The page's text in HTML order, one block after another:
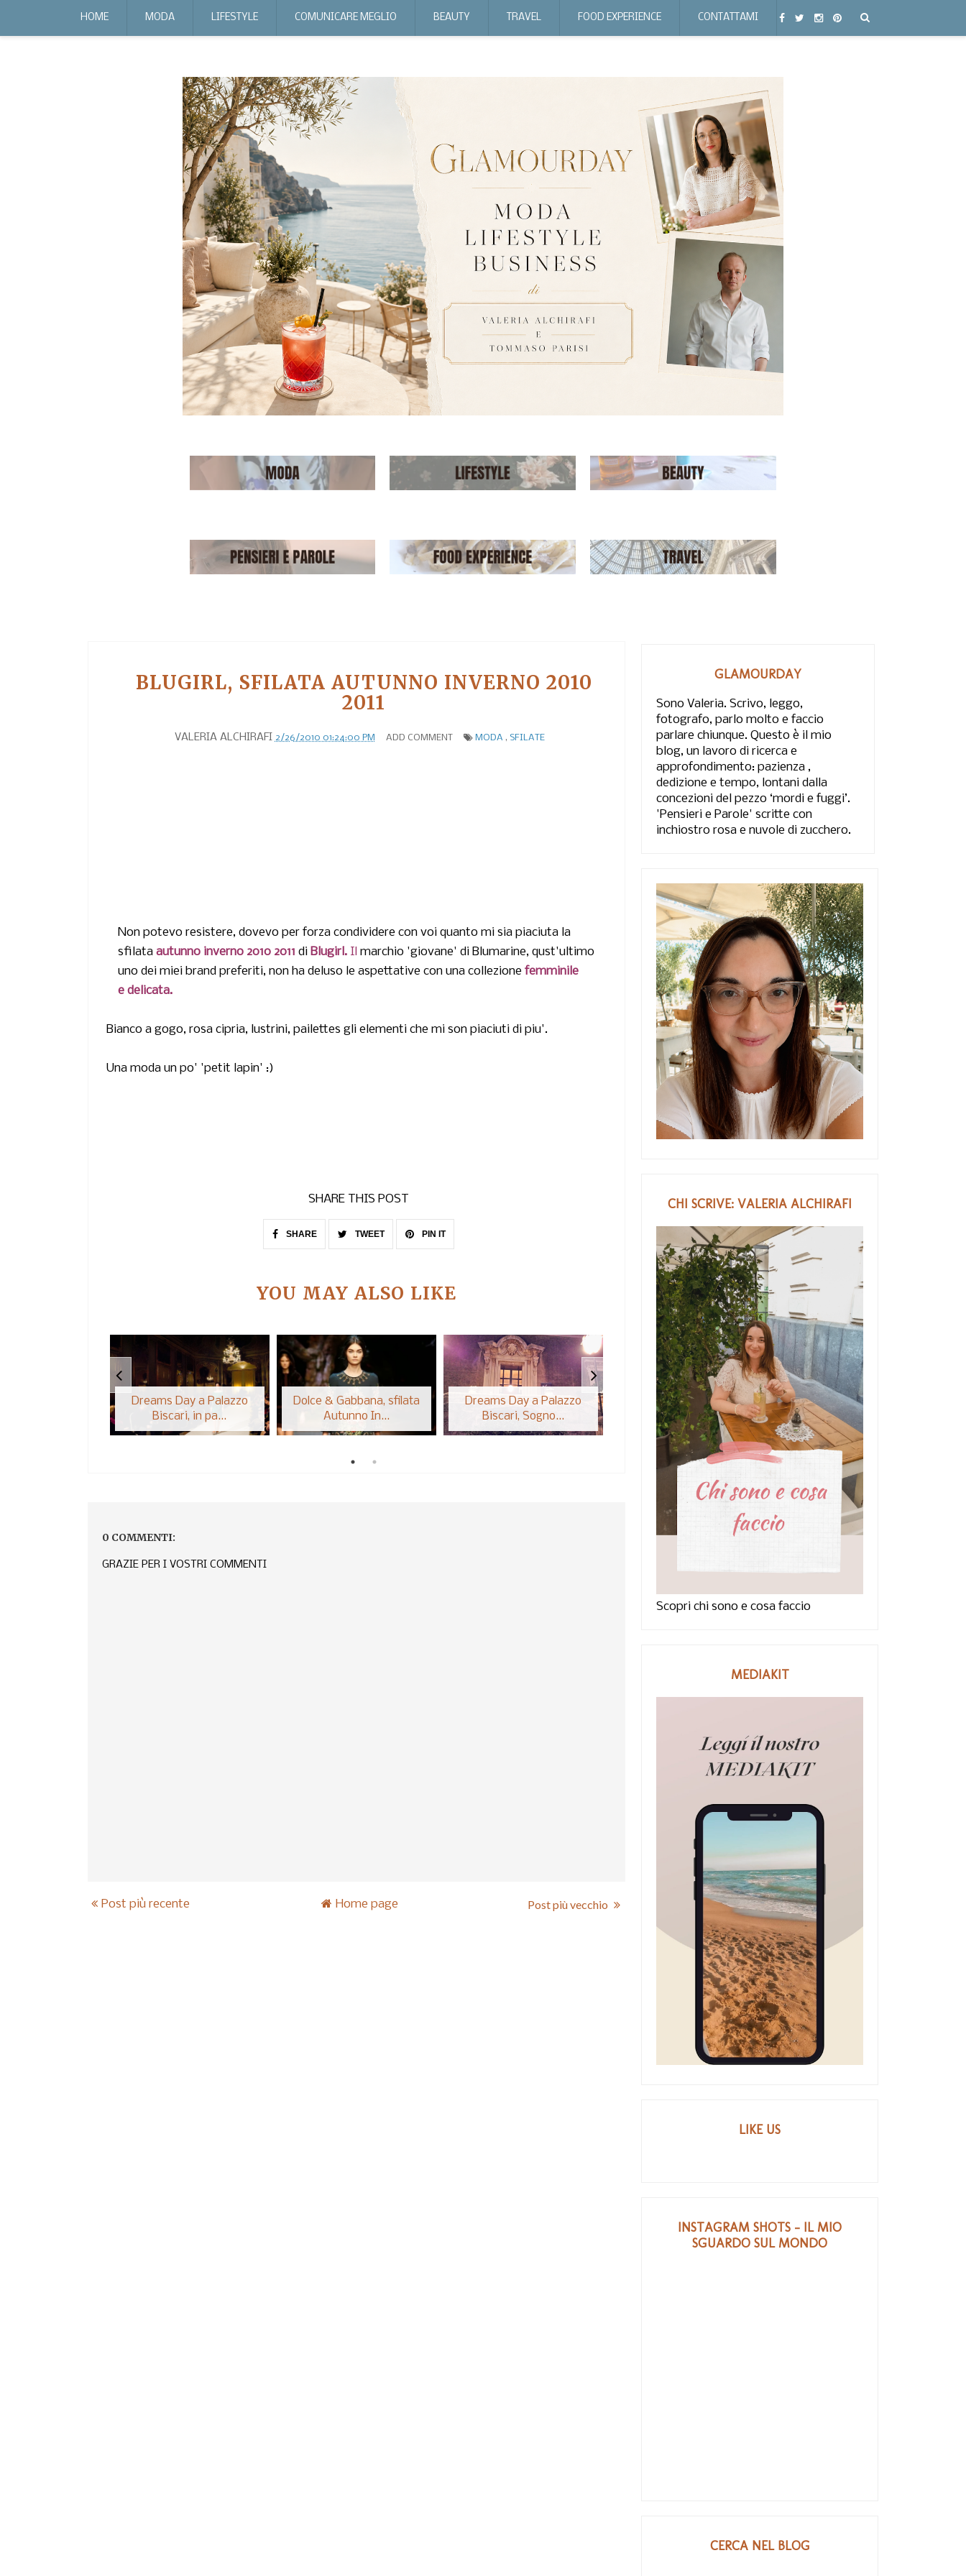
HOME MODA LIFESTYLE COMUNICARE MEGLIO BEAUTY TRAVEL FOOD EXPERIENCE CONTATTAMI
BLUGIRL, SFILATA AUTUNNO INVERNO 2010
2011
VALERIA ALCHIRAFI 2/26/2010 01:24:00 PM ADD COMMENT MODA , SFILATE
Non potevo resistere, dovevo per forza condividere con voi quanto mi sia piaciuta la
sfilata autunno inverno 2010 2011 di Blugirl. Il marchio 'giovane' di Blumarine, qust'ultimo
uno dei miei brand preferiti, non ha deluso le aspettative con una collezione femminile
e delicata.
Bianco a gogo, rosa cipria, lustrini, pailettes gli elementi che mi son piaciuti di piu'.
Una moda un po' 'petit lapin' :)
SHARE THIS POST
SHARE TWEET PIN IT
YOU MAY ALSO LIKE
Dreams Day a Palazzo
Biscari, in pa...
Dolce & Gabbana, sfilata
Autunno In...
Dreams Day a Palazzo
Biscari, Sogno...
London Fashion Week Fall
Winter 201...
Milano Fashion Week FW
2014-2015, ...
0 COMMENTI:
GRAZIE PER I VOSTRI COMMENTI
Post più recente Post più vecchio
Home page
GLAMOURDAY
Sono Valeria. Scrivo, leggo,
fotografo, parlo molto e faccio
parlare chiunque. Questo è il mio
blog, un lavoro di ricerca e
approfondimento: pazienza ,
dedizione e tempo, lontani dalla
concezioni del pezzo ‘mordi e fuggi’.
'Pensieri e Parole' scritte con
inchiostro rosa e nuvole di zucchero.
CHI SCRIVE: VALERIA ALCHIRAFI
Scopri chi sono e cosa faccio
MEDIAKIT
LIKE US
INSTAGRAM SHOTS - IL MIO
SGUARDO SUL MONDO
CERCA NEL BLOG